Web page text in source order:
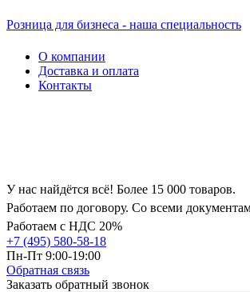
Розница для бизнеса - наша специальность
О компании
Доставка и оплата
Контакты
У нас найдётся всё! Более 15 000 товаров.
Работаем по договору. Со всеми
Работаем с НДС 20%
+7 (495) 580-58-18
Пн-Пт 9:00-19:00
Обратная связь
Заказать обратный звонок